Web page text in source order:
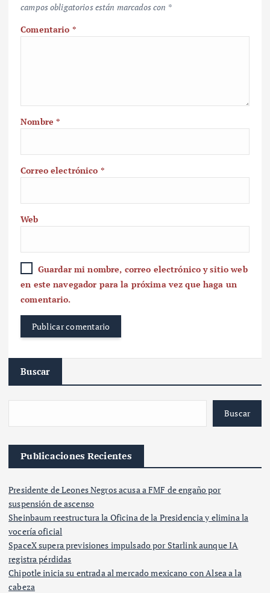
campos obligatorios están marcados con *
Comentario *
Nombre*
Correo electrónico *
Web
Guardar mi nombre, correo electrónico y sitio web
en este navegador para la próxima vez que haga un
comentario.
Buscar
Buscar
Publicaciones Recientes
Presidente de Leones Negros acusa a FMF de engaño por
suspensión de ascenso
Sheinbaum reestructura la Oficina de la Presidencia y elimina la
vocería oficial
SpaceX supera previsiones impulsado por Starlink aunque IA
registra pérdidas
Chipotle inicia su entrada al mercado mexicano con Alsea a la
cabeza